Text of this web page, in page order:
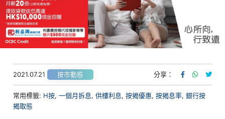
2021.07.21 按市動態 分享：
常用標籤: H按,一個月拆息,供樓利息,按揭優惠,按揭息率,銀行按
揭取態